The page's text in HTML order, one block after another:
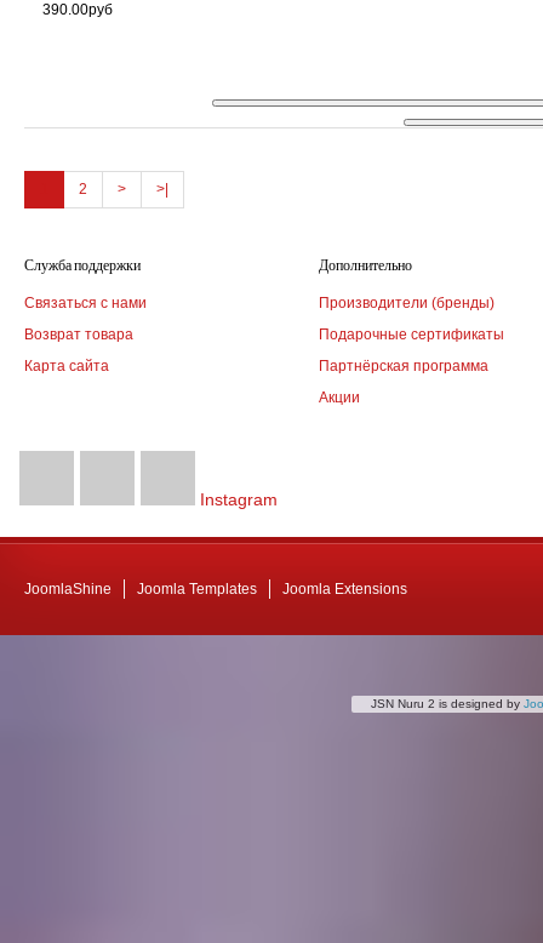
390.00руб
2 > >|
Служба поддержки
Связаться с нами
Возврат товара
Карта сайта
Дополнительно
Производители (бренды)
Подарочные сертификаты
Партнёрская программа
Акции
Instagram
JoomlaShine Joomla Templates Joomla Extensions
JSN Nuru 2 is designed by